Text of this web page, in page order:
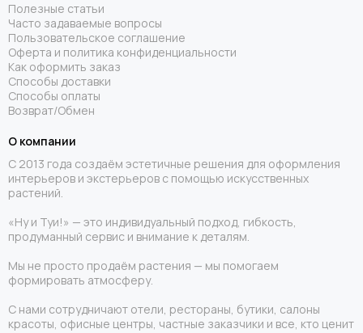
Полезные статьи
Часто задаваемые вопросы
Пользовательское соглашение
Оферта и политика конфиденциальности
Как оформить заказ
Способы доставки
Способы оплаты
Возврат/Обмен
О компании
С 2013 года создаём эстетичные решения для оформления
интерьеров и экстерьеров с помощью искусственных
растений.
«Ну и Туи!» — это индивидуальный подход, гибкость,
продуманный сервис и внимание к деталям.
Мы не просто продаём растения — мы помогаем
формировать атмосферу.
С нами сотрудничают отели, рестораны, бутики, салоны
красоты, офисные центры, частные заказчики и все, кто ценит